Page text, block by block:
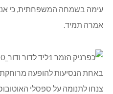
עימה בשמחה המשפחתית, כי
אמרה תמיד.
באחת הנסיעות להופעה
צנחו לתנומה על ספסלי